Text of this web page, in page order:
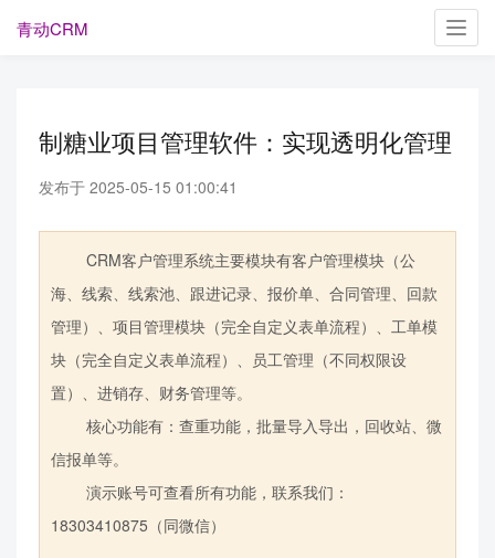
青动CRM
制糖业项目管理软件：实现透明化管理
发布于 2025-05-15 01:00:41
CRM客户管理系统主要模块有客户管理模块（公
海、线索、线索池、跟进记录、报价单、合同管理、回款
管理）、项目管理模块（完全自定义表单流程）、工单模
块（完全自定义表单流程）、员工管理（不同权限设
置）、进销存、财务管理等。
核心功能有：查重功能，批量导入导出，回收站、微
信报单等。
演示账号可查看所有功能，联系我们：
18303410875（同微信）